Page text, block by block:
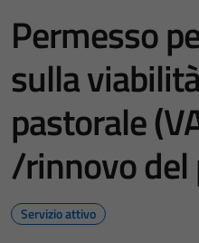
Permesso
sulla
pastorale
/rinnovo del
Servizio attivo